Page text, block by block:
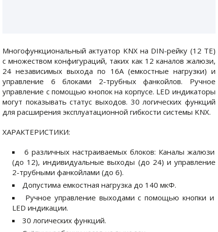
Многофункциональный актуатор KNX на DIN-рейку (12 ТЕ)
с множеством конфигураций, таких как 12 каналов жалюзи,
24 независимых выхода по 16A (емкостные нагрузки) и
управление 6 блоками 2-трубных фанкойлов. Ручное
управление с помощью кнопок на корпусе. LED индикаторы
могут показывать статус выходов. 30 логических функций
для расширения эксплуатационной гибкости системы KNX.
ХАРАКТЕРИСТИКИ:
6 различных настраиваемых блоков: Каналы жалюзи
(до 12), индивидуальные выходы (до 24) и управление
2-трубными фанкойлами (до 6).
Допустима емкостная нагрузка до 140 мкФ.
Ручное управление выходами с помощью кнопки и
LED индикации.
30 логических функций.